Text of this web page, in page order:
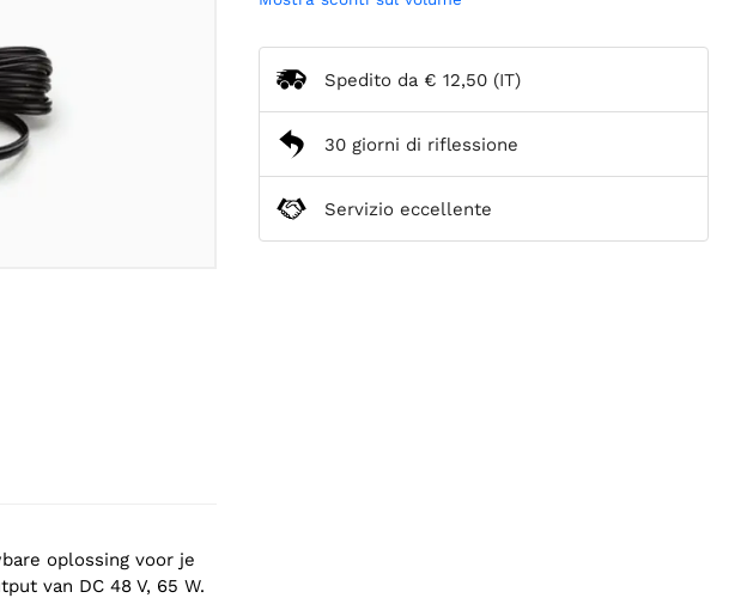
oplossing voor je
van DC 48 V, 65 W.
Spedito da € 12,50 (IT)
30 giorni di riflessione
Servizio eccellente